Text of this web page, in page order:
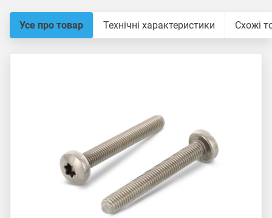
Усе про товар Технічні характеристики Схожі